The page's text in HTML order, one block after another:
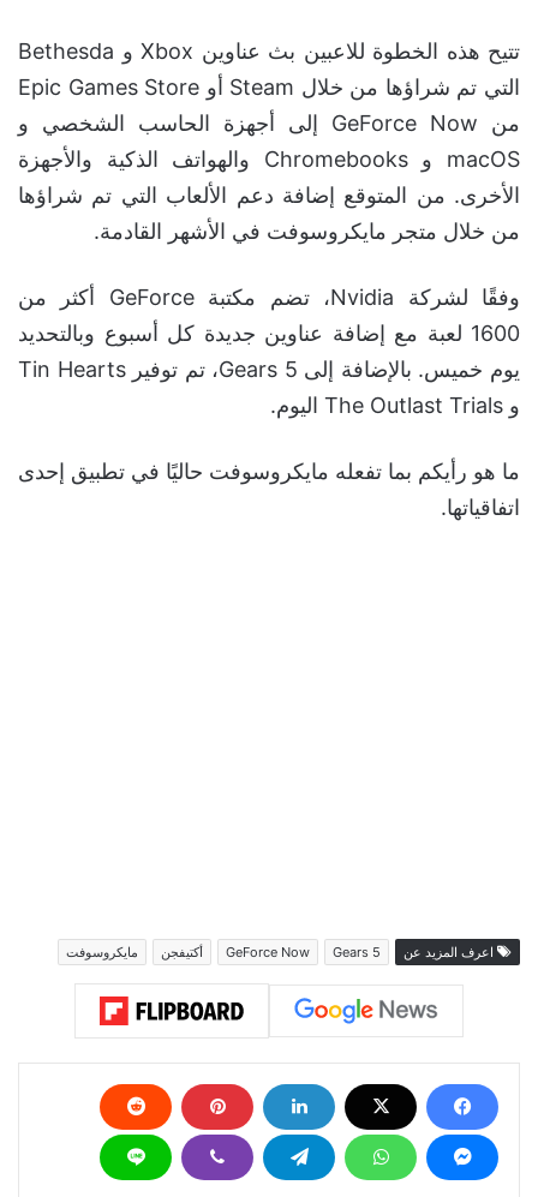
تتيح هذه الخطوة للاعبين بث عناوين Xbox و Bethesda
التي تم شراؤها من خلال Steam أو Epic Games Store
من GeForce Now إلى أجهزة الحاسب الشخصي و
macOS و Chromebooks والهواتف الذكية والأجهزة
الأخرى. من المتوقع إضافة دعم الألعاب التي تم شراؤها
من خلال متجر مايكروسوفت في الأشهر القادمة.
وفقًا لشركة Nvidia، تضم مكتبة GeForce أكثر من
1600 لعبة مع إضافة عناوين جديدة كل أسبوع وبالتحديد
يوم خميس. بالإضافة إلى Gears 5، تم توفير Tin Hearts
و The Outlast Trials اليوم.
ما هو رأيكم بما تفعله مايكروسوفت حاليًا في تطبيق إحدى
اتفاقياتها.
اعرف المزيد عن Gears 5
GeForce Now أكتيفجن مايكروسوفت